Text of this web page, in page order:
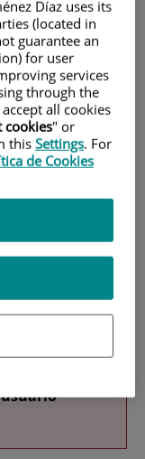
Díaz uses its
(located in
guarantee an
for user
services
through the
all cookies
cookies" or
this Settings. For
de Cookies